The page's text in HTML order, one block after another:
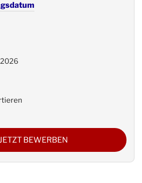
BEWERBEN